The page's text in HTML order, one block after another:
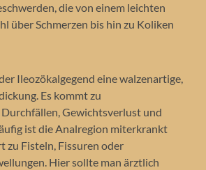
die von einem leichten
über Schmerzen bis hin zu Koliken
Ileozökalgegend eine walzenartige,
Es kommt zu
Gewichtsverlust und
ist die Analregion miterkrankt
zu Fisteln, Fissuren oder
Hier sollte man ärztlich